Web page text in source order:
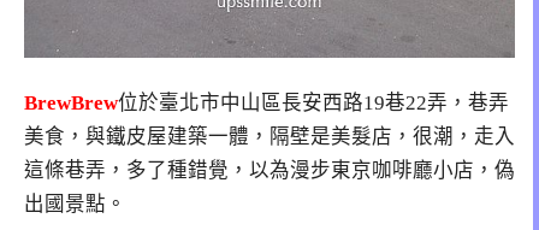
BrewBrew位於臺北市中山區長安西路19巷22弄，巷弄
美食，與鐵皮屋建築一體，隔壁是美髮店，很潮，走入
這條巷弄，多了種錯覺，以為漫步東京咖啡廳小店，偽
出國景點。